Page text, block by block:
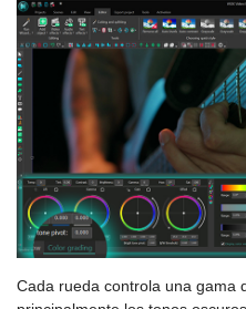
Cada rueda controla una gama